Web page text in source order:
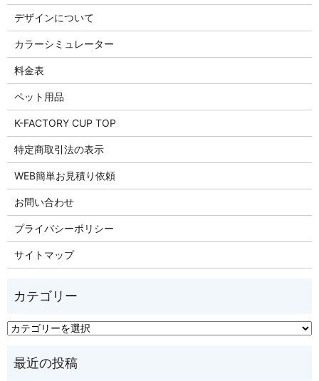
デザインについて
カラーシミュレーター
料金表
ペット用品
K-FACTORY CUP TOP
特定商取引法の表示
WEB簡単お見積り依頼
お問い合わせ
プライバシーポリシー
サイトマップ